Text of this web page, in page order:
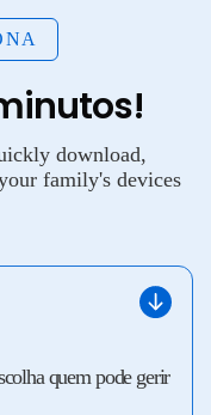
download,
family's devices
quem pode gerir